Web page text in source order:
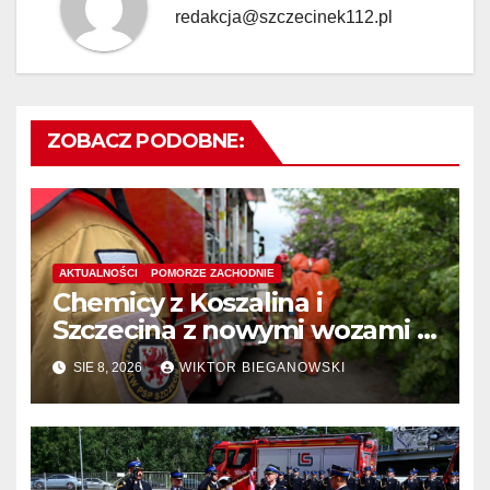
redakcja@szczecinek112.pl
ZOBACZ PODOBNE:
AKTUALNOŚCI POMORZE ZACHODNIE
Chemicy z Koszalina i
Szczecina z nowymi wozami –
wyłoniono wykonawcę
SIE 8, 2026 WIKTOR BIEGANOWSKI